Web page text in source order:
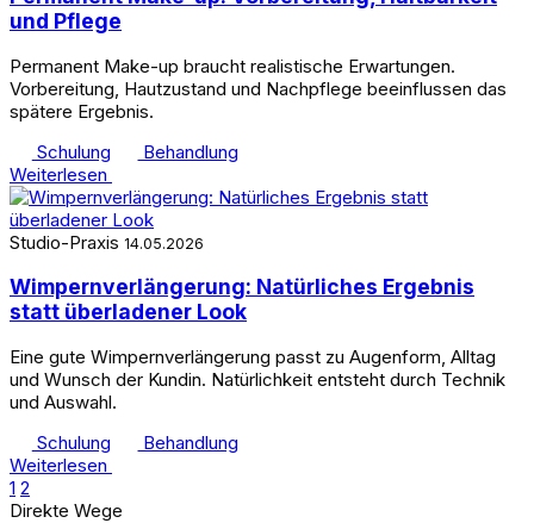
und Pflege
Permanent Make-up braucht realistische Erwartungen.
Vorbereitung, Hautzustand und Nachpflege beeinflussen das
spätere Ergebnis.
Schulung
Behandlung
Weiterlesen
Studio-Praxis 14.05.2026
Wimpernverlängerung: Natürliches Ergebnis
statt überladener Look
Eine gute Wimpernverlängerung passt zu Augenform, Alltag
und Wunsch der Kundin. Natürlichkeit entsteht durch Technik
und Auswahl.
Schulung
Behandlung
Weiterlesen
1 2
Direkte Wege